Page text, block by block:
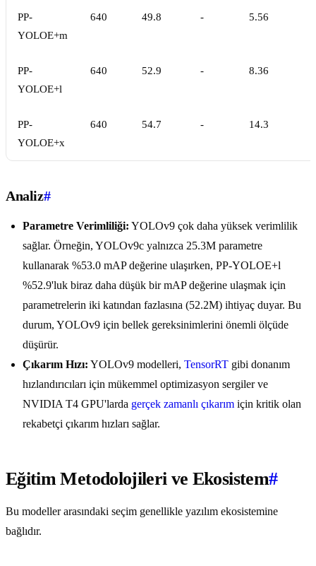
PP-
YOLOE+m
640 49.8 - 5.56
PP-
YOLOE+l
640 52.9 - 8.36
PP-
YOLOE+x
640 54.7 - 14.3
Analiz#
Parametre Verimliliği: YOLOv9 çok daha yüksek verimlilik
sağlar. Örneğin, YOLOv9c yalnızca 25.3M parametre
kullanarak %53.0 mAP değerine ulaşırken, PP-YOLOE+l
%52.9'luk biraz daha düşük bir mAP değerine ulaşmak için
parametrelerin iki katından fazlasına (52.2M) ihtiyaç duyar. Bu
durum, YOLOv9 için bellek gereksinimlerini önemli ölçüde
düşürür.
Çıkarım Hızı: YOLOv9 modelleri, TensorRT gibi donanım
hızlandırıcıları için mükemmel optimizasyon sergiler ve
NVIDIA T4 GPU'larda gerçek zamanlı çıkarım için kritik olan
rekabetçi çıkarım hızları sağlar.
Eğitim Metodolojileri ve Ekosistem#
Bu modeller arasındaki seçim genellikle yazılım ekosistemine
bağlıdır.